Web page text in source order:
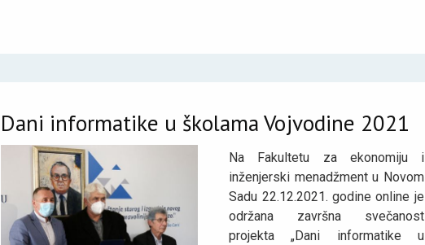
Dani informatike u školama Vojvodine 2021
Na Fakultetu za ekonomiju i
inženjerski menadžment u Novom
Sadu 22.12.2021. godine online je
održana završna svečanost
projekta „Dani informatike u